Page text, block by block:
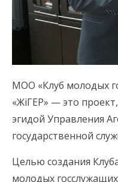
МОО «Клуб молодых
«ЖіГЕР» — это
эгидой Управления
государственной
Целью создания
молодых